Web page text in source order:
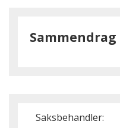
Sammendrag
Saksbehandler: